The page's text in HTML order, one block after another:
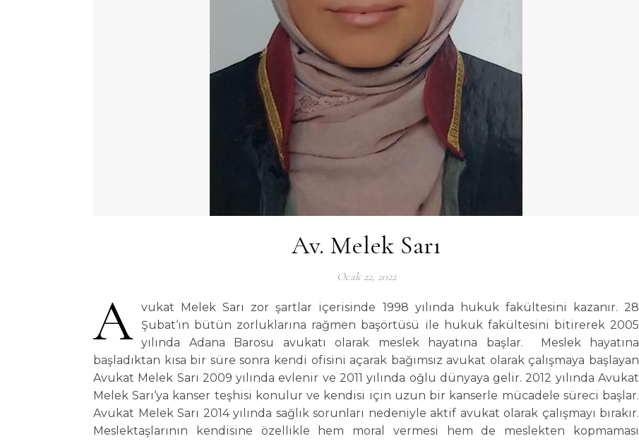
Av. Melek Sarı
Ocak 22, 2022
A
vukat Melek Sarı zor şartlar içerisinde 1998 yılında hukuk fakültesini kazanır. 28
Şubat‘ın bütün zorluklarına rağmen başörtüsü ile hukuk fakültesini bitirerek 2005
yılında Adana Barosu avukatı olarak meslek hayatına başlar. Meslek hayatına
başladıktan kısa bir süre sonra kendi ofisini açarak bağımsız avukat olarak çalışmaya başlayan
Avukat Melek Sarı 2009 yılında evlenir ve 2011 yılında oğlu dünyaya gelir. 2012 yılında Avukat
Melek Sarı‘ya kanser teşhisi konulur ve kendisi için uzun bir kanserle mücadele süreci başlar.
Avukat Melek Sarı 2014 yılında sağlık sorunları nedeniyle aktif avukat olarak çalışmayı bırakır.
Meslektaşlarının kendisine özellikle hem moral vermesi hem de meslekten kopmaması